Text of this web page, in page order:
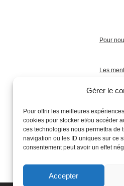
Gérer le
Pour offrir les meilleures
cookies pour stocker et/ou accéder
ces technologies nous permettra de
navigation ou les ID uniques sur ce
consentement peut avoir un effet
Accepter
Pour
Les